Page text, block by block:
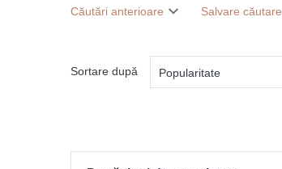
Căutări anterioare Salvare căutare
Sortare după Popularitate